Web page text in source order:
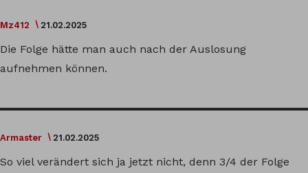
Mz412 21.02.2025
Die Folge hätte man auch nach der Auslosung
aufnehmen können.
Armaster 21.02.2025
So viel verändert sich ja jetzt nicht, denn 3/4 der Folge